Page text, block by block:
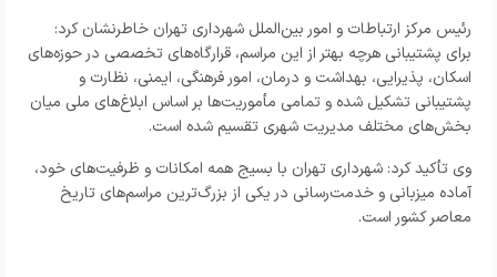
رئیس مرکز ارتباطات و امور بین‌الملل شهرداری تهران خاطرنشان کرد:
برای پشتیبانی هرچه بهتر از این مراسم، قرارگاه‌های تخصصی در حوزه‌های
اسکان، پذیرایی، بهداشت و درمان، امور فرهنگی، ایمنی، نظارت و
پشتیبانی تشکیل شده و تمامی مأموریت‌ها بر اساس ابلاغ‌های ملی میان
بخش‌های مختلف مدیریت شهری تقسیم شده است.
وی تأکید کرد: شهرداری تهران با بسیج همه امکانات و ظرفیت‌های خود،
آماده میزبانی و خدمت‌رسانی در یکی از بزرگ‌ترین مراسم‌های تاریخ
معاصر کشور است.